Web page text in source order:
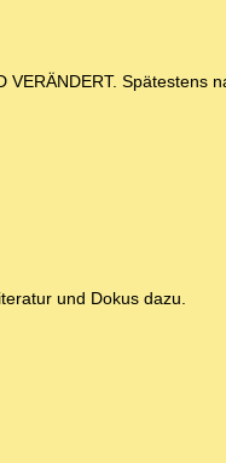
Spätestens
und Dokus dazu.